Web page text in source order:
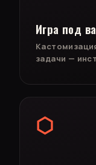
Игра под
задачи —
⬡